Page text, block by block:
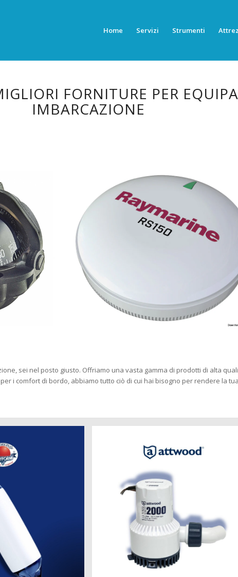
Home Servizi Strumenti
FORNITURE PER
IMBARCAZIONE
sei nel posto giusto. Offriamo una vasta gamma di prodotti di alta
i comfort di bordo, abbiamo tutto ciò di cui hai bisogno per rendere la